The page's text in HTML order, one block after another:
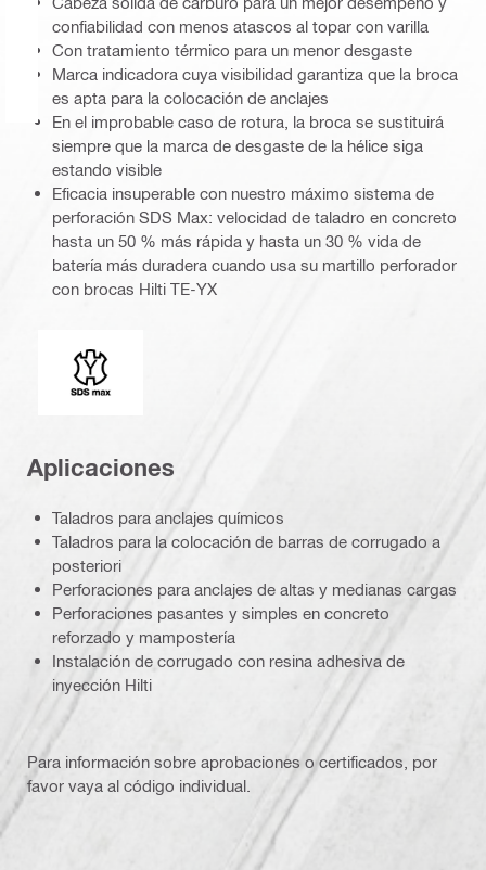
confiabilidad con menos atascos al topar con varilla
Con tratamiento térmico para un menor desgaste
Marca indicadora cuya visibilidad garantiza que la broca
es apta para la colocación de anclajes
En el improbable caso de rotura, la broca se sustituirá
siempre que la marca de desgaste de la hélice siga
estando visible
Eficacia insuperable con nuestro máximo sistema de
perforación SDS Max: velocidad de taladro en concreto
hasta un 50 % más rápida y hasta un 30 % vida de
batería más duradera cuando usa su martillo perforador
con brocas Hilti TE-YX
Conexión
Aplicaciones
Taladros para anclajes químicos
Taladros para la colocación de barras de corrugado a
posteriori
Perforaciones para anclajes de altas y medianas cargas
Perforaciones pasantes y simples en concreto
reforzado y mampostería
Instalación de corrugado con resina adhesiva de
inyección Hilti
Para información sobre aprobaciones o certificados, por
favor vaya al código individual.